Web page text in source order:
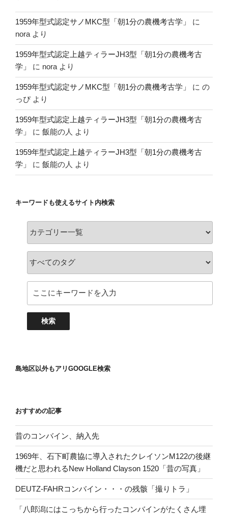
1959年型式認定サノMKC型「朝1分の農機考古学」
に
nora より
1959年型式認定上越ティラーJH3型「朝1分の農機考古
学」
に nora より
1959年型式認定サノMKC型「朝1分の農機考古学」 に の
っぴより
1959年型式認定上越ティラーJH3型「朝1分の農機考古
学」
に 飯能の人 より
1959年型式認定上越ティラーJH3型「朝1分の農機考古
学」
に 飯能の人 より
キーワードも使えるサイト内検索
島地区以外もアリGOOGLE検索
おすすめの記事
昔のコンバイン、納入先
1969年、石下町農協に導入されたクレイソンM122の後継
機だと思われるNew Holland Clayson 1520「昔の写真」
DEUTZ-FAHRコンバイン・・・の残骸「撮りトラ」
「八郎潟にはこっちから行ったコンバインがたくさん埋